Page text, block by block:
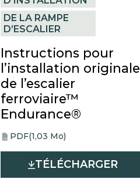
DE LA RAMPE
D’ESCALIER
Instructions pour
l’installation originale
de l’escalier
ferroviaire™
Endurance®
PDF PDF(1,03 Mo)
opens
in
new
TÉLÉCHARGER